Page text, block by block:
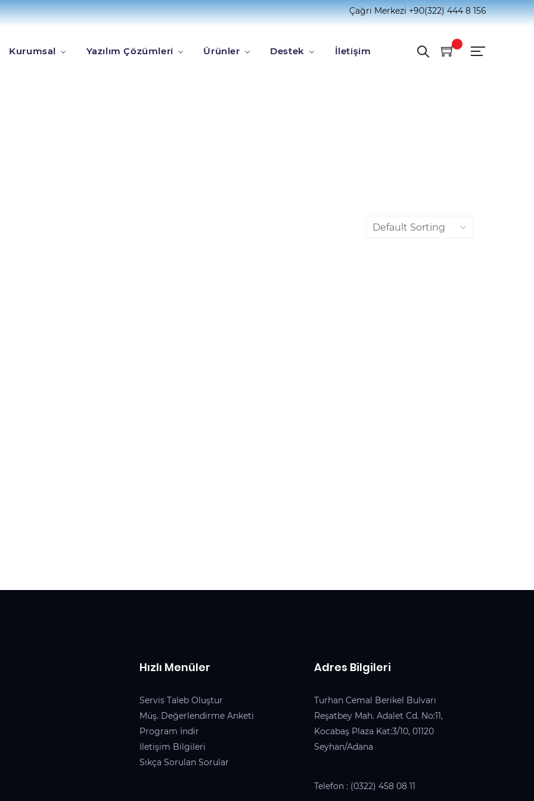
Çağrı Merkezi+90(322) 444 8 156
Kurumsal Yazılım Çözümleri Ürünler Destek İletişim
Default Sorting
Hızlı Menüler
Servis Taleb Oluştur
Müş. Değerlendirme Anketi
Program İndir
İletişim Bilgileri
Sıkça Sorulan Sorular
Adres Bilgileri
Turhan Cemal Berikel Bulvarı
Reşatbey Mah. Adalet Cd. No:11,
Kocabaş Plaza Kat:3/10, 01120
Seyhan/Adana
Telefon : (0322) 458 08 11